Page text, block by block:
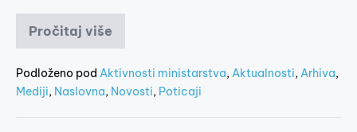
Pročitaj više
Podloženo pod Aktivnosti ministarstva,Aktualnosti,Arhiva,
Mediji, Naslovna, Novosti, Poticaji